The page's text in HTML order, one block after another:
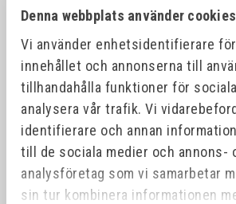
Denna webbplats använder cookies
Vi använder enhetsidentifierare
innehållet och annonserna till
tillhandahålla funktioner för
analysera vår trafik. Vi
identifierare och annan
till de sociala medier och annons-
analysföretag som vi samarbetar
sin tur kombinera informationen
26388
VÖLKEL Gängtappset MF DIN
21x1.5
26389
VÖLKEL Gängtappset MF DIN
22x0.5
26390
VÖLKEL Gängtappset MF DIN
22x1.0